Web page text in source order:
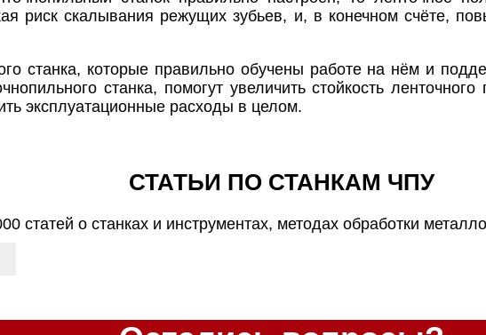
риск скалывания режущих зубьев, и, в конечном счёте,
станка, которые правильно обучены работе на нём и
станка, помогут увеличить стойкость
эксплуатационные расходы в целом.
СТАТЬИ ПО СТАНКАМ ЧПУ
статей о станках и инструментах, методах обработки